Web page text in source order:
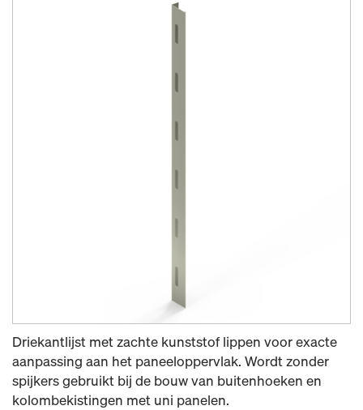
Driekantlijst met zachte kunststof lippen voor exacte
aanpassing aan het paneeloppervlak. Wordt zonder
spijkers gebruikt bij de bouw van buitenhoeken en
kolombekistingen met uni panelen.